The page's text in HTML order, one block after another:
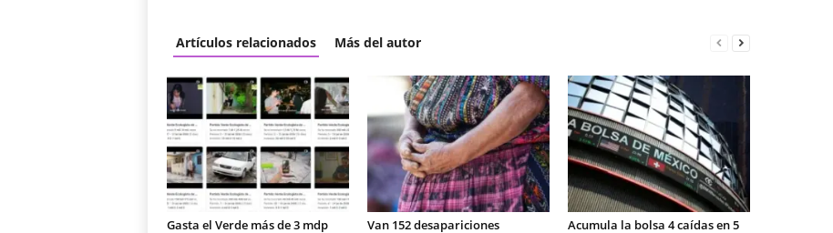
Artículos relacionados Más del autor
Gasta el Verde más de 3 mdp
Van 152 desapariciones
Acumula la bolsa 4 caídas en 5